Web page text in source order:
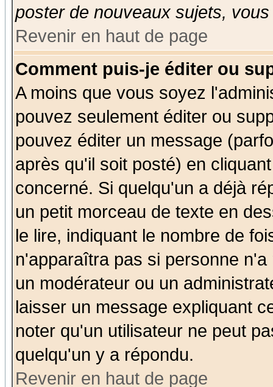
poster de nouveaux sujets,
Revenir en haut de page
Comment puis-je éditer ou
A moins que vous soyez
pouvez seulement éditer ou
pouvez éditer un message
après qu'il soit posté) en
concerné. Si quelqu'un a déjà
un petit morceau de texte en
le lire, indiquant le nombre de
n'apparaîtra pas si personne
un modérateur ou un
laisser un message expliquant
noter qu'un utilisateur ne peut
quelqu'un y a répondu.
Revenir en haut de page